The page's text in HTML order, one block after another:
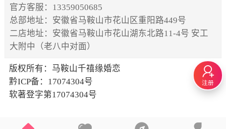
官方客服：13359050685
总部地址：安徽省马鞍山市花山区重阳路449号
二店地址：安徽省马鞍山市花山湖东北路11-4号 安工
大附中（老八中对面）
版权所有：马鞍山千禧缘婚恋
黔ICP备：17074304号
软著登字第17074304号
注册